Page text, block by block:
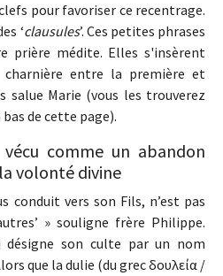
pour favoriser ce recentrage.
‘clausules’. Ces petites phrases
prière médite. Elles s'insèrent
entre la première et
salue Marie (vous les trouverez
de cette page).
vécu comme un abandon
volonté divine
conduit vers son Fils, n’est pas
» souligne frère Philippe.
désigne son culte par un nom
que la dulie (du grec δουλεία /